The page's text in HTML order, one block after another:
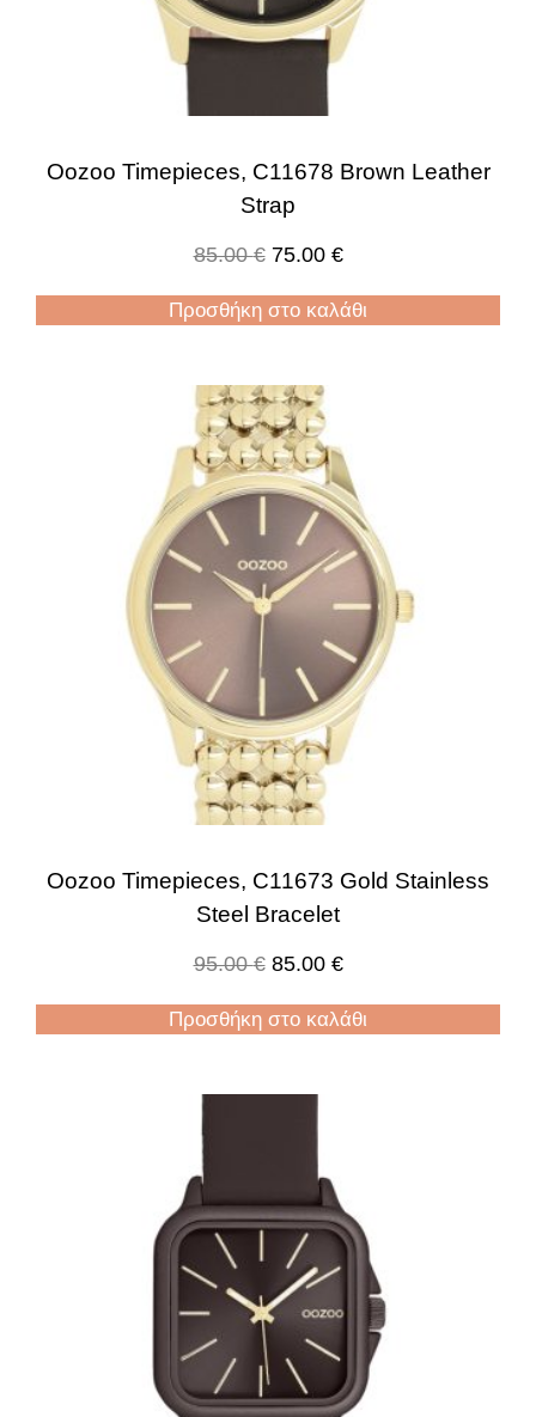
Oozoo Timepieces, C11678 Brown Leather
Strap
85.00€ 75.00 €
Προσθήκη στο καλάθι
Oozoo Timepieces, C11673 Gold Stainless
Steel Bracelet
95.00€ 85.00 €
Προσθήκη στο καλάθι